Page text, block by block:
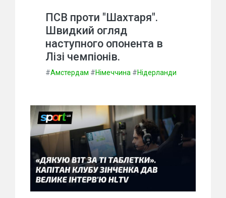
ПСВ проти "Шахтаря".
Швидкий огляд
наступного опонента в
Лізі чемпіонів.
#Амстердам #Німеччина #Нідерланди